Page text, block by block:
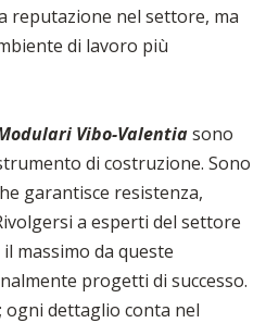
reputazione nel settore, ma
di lavoro più
Vibo-Valentiasono
di costruzione. Sono
garantisce resistenza,
a esperti del settore
massimo da queste
progetti di successo.
ogni dettaglio conta nel